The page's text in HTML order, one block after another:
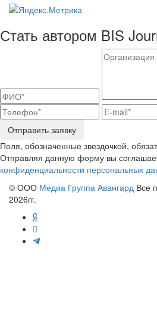
Стать автором BIS
Отправить заявку
Поля, обозначенные звездочкой,
Отправляя данную форму вы
конфиденциальности персональных
© ООО Медиа Группа Авангард Все
2026гг.